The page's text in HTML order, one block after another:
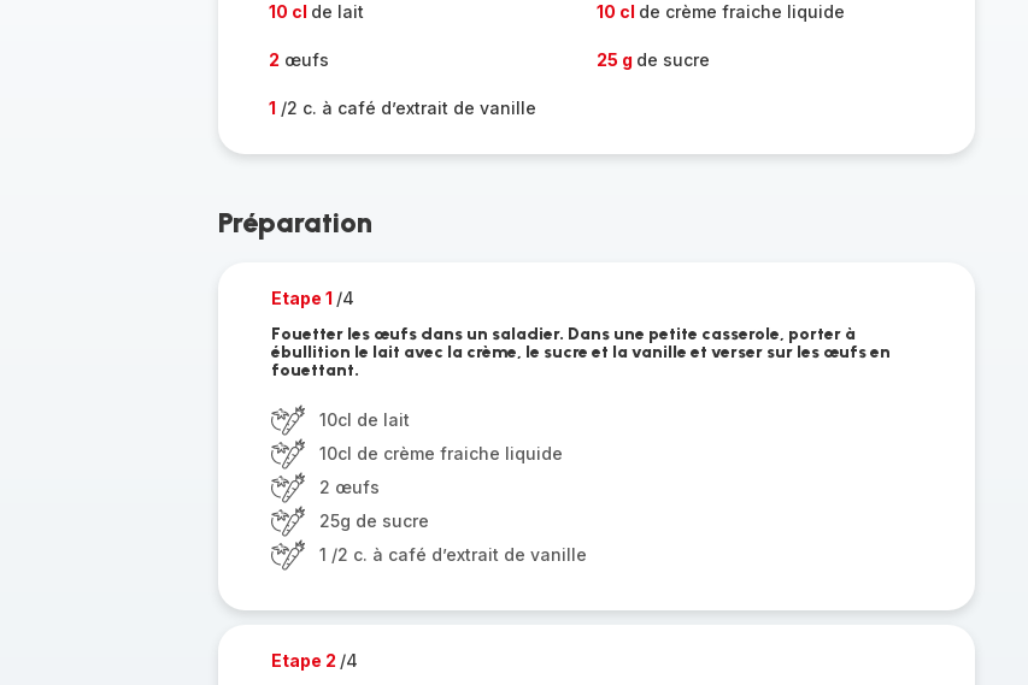
10 cl de lait 10 cl de crème fraiche liquide
2 œufs 25 g de sucre
1 /2 c. à café d’extrait de vanille
Préparation
Etape 1 /4
Fouetter les œufs dans un saladier. Dans une petite casserole, porter à
ébullition le lait avec la crème, le sucre et la vanille et verser sur les œufs en
fouettant.
10cl de lait
10cl de crème fraiche liquide
2 œufs
25g de sucre
1 /2 c. à café d’extrait de vanille
Etape 2 /4